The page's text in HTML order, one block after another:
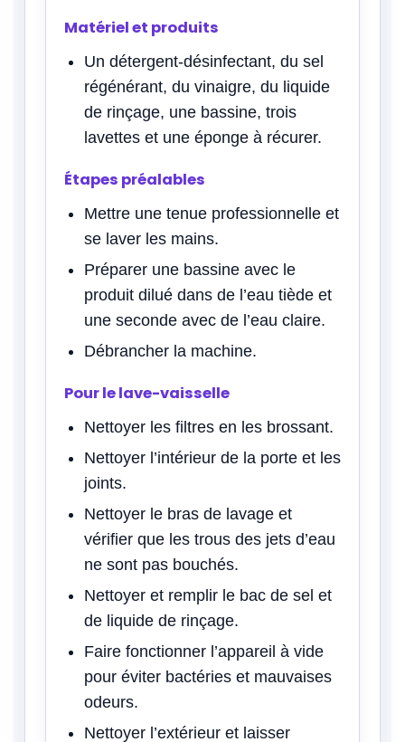
Matériel et produits
Un détergent-désinfectant, du sel
régénérant, du vinaigre, du liquide
de rinçage, une bassine, trois
lavettes et une éponge à récurer.
Étapes préalables
Mettre une tenue professionnelle et
se laver les mains.
Préparer une bassine avec le
produit dilué dans de l’eau tiède et
une seconde avec de l’eau claire.
Débrancher la machine.
Pour le lave-vaisselle
Nettoyer les filtres en les brossant.
Nettoyer l’intérieur de la porte et les
joints.
Nettoyer le bras de lavage et
vérifier que les trous des jets d’eau
ne sont pas bouchés.
Nettoyer et remplir le bac de sel et
de liquide de rinçage.
Faire fonctionner l’appareil à vide
pour éviter bactéries et mauvaises
odeurs.
Nettoyer l’extérieur et laisser